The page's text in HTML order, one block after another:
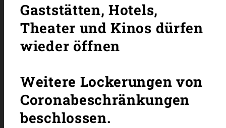
Gaststätten, Hotels,
Theater und Kinos dürfen
wieder öffnen
Weitere Lockerungen von
Coronabeschränkungen
beschlossen.